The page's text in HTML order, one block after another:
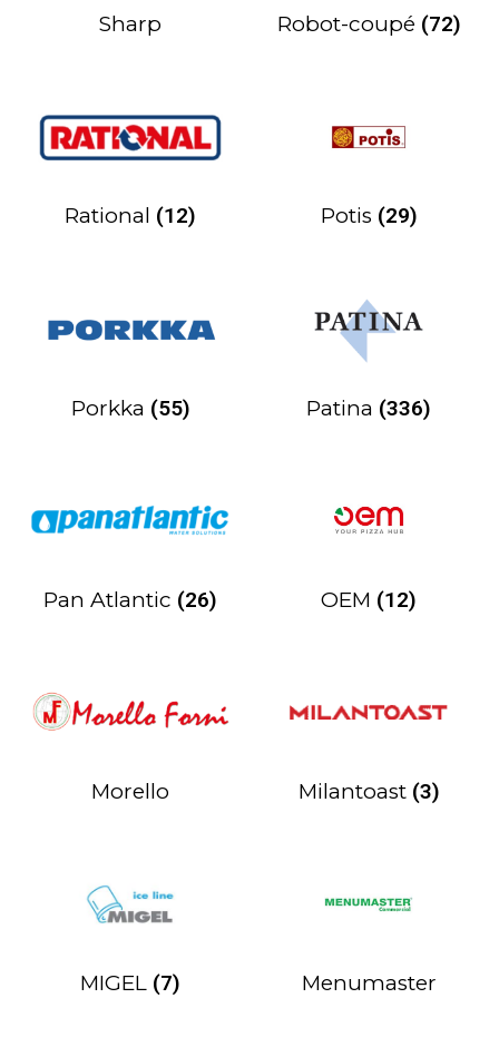
Sharp Robot-coupé (72)
Rational (12) Potis (29)
Porkka (55) Patina (336)
Pan Atlantic (26) OEM (12)
Morello Milantoast (3)
MIGEL (7) Menumaster